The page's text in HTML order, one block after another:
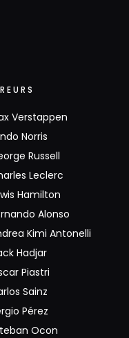
Verstappen
Norris
Russell
Leclerc
Hamilton
Alonso
Kimi Antonelli
Hadjar
Piastri
Sainz
Pérez
Ocon